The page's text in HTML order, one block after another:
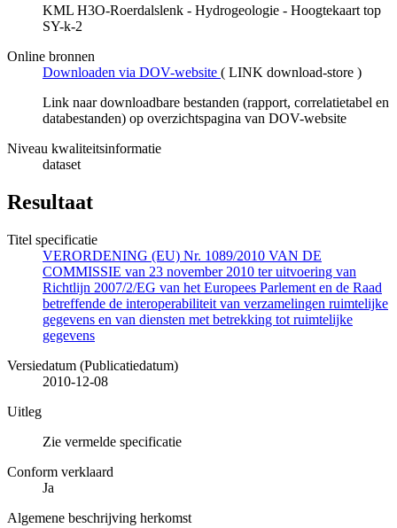
KML H3O-Roerdalslenk - Hydrogeologie - Hoogtekaart top
SY-k-2
Online bronnen
Downloaden via DOV-website ( LINK download-store )
Link naar downloadbare bestanden (rapport, correlatietabel en
databestanden) op overzichtspagina van DOV-website
Niveau kwaliteitsinformatie
dataset
Resultaat
Titel specificatie
VERORDENING (EU) Nr. 1089/2010 VAN DE
COMMISSIE van 23 november 2010 ter uitvoering van
Richtlijn 2007/2/EG van het Europees Parlement en de Raad
betreffende de interoperabiliteit van verzamelingen ruimtelijke
gegevens en van diensten met betrekking tot ruimtelijke
gegevens
Versiedatum (Publicatiedatum)
2010-12-08
Uitleg
Zie vermelde specificatie
Conform verklaard
Ja
Algemene beschrijving herkomst